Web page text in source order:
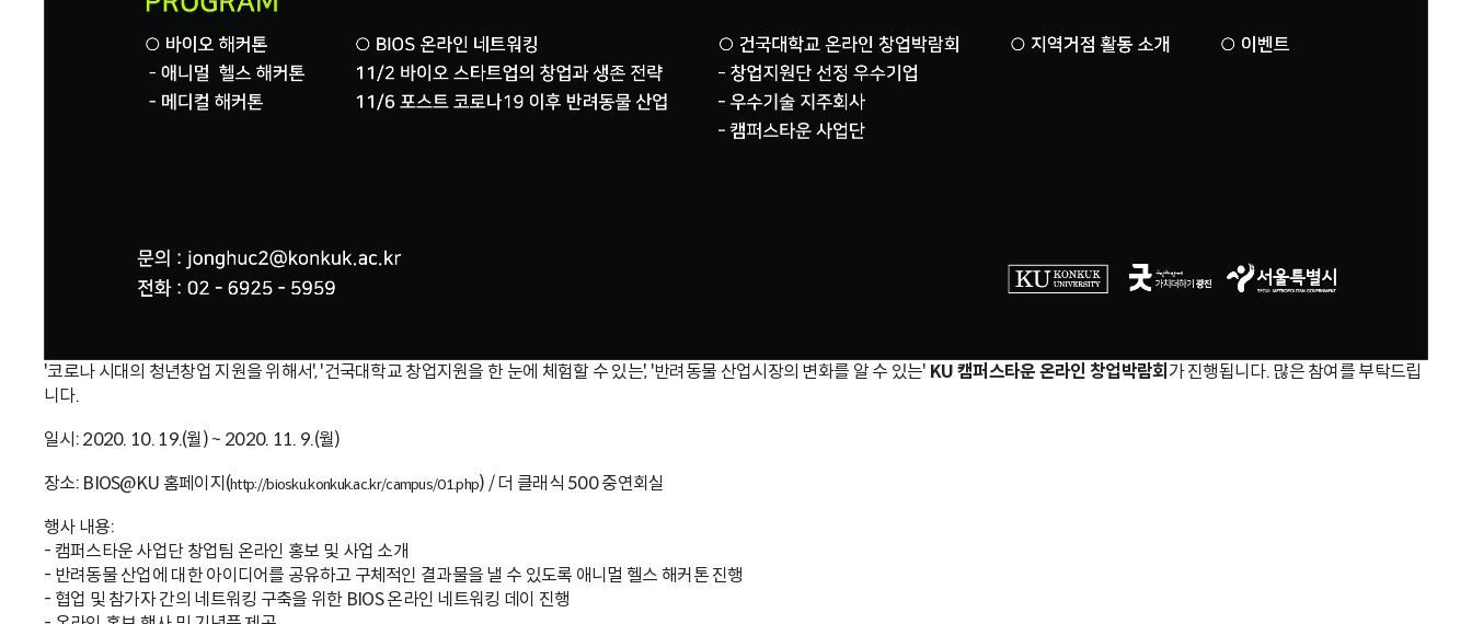
'코로나 시대의 청년창업 지원을 위해서', '건국대학교 창업지원을 한 눈에 체험할 수 있는', '반려동물 산업시장의 변화를 알 수 있는' KU 캠퍼스타운 온라인 창업박람회 가 진행됩니다. 많은 참여를 부탁드립
니다.
일시: 2020. 10. 19.(월) ~ 2020. 11. 9.(월)
장소: BIOS@KU 홈페이지(http://biosku.konkuk.ac.kr/campus/01.php) / 더 클래식 500 중연회실
행사 내용:
- 캠퍼스타운 사업단 창업팀 온라인 홍보 및 사업 소개
- 반려동물 산업에 대한 아이디어를 공유하고 구체적인 결과물을 낼 수 있도록 애니멀 헬스 해커톤 진행
- 협업 및 참가자 간의 네트워킹 구축을 위한 BIOS 온라인 네트워킹 데이 진행